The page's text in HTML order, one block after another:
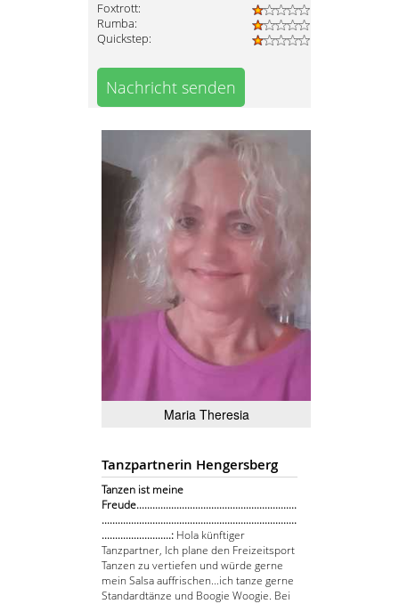
Foxtrott:
Rumba:
Quickstep:
Nachricht senden
Maria Theresia
Tanzpartnerin Hengersberg
Tanzen ist meine
Freude............................................................
.........................................................................
..........................: Hola künftiger
Tanzpartner, Ich plane den Freizeitsport
Tanzen zu vertiefen und würde gerne
mein Salsa auffrischen...ich tanze gerne
Standardtänze und Boogie Woogie. Bei